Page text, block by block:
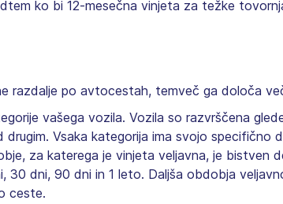
ko bi 12-mesečna vinjeta za težke
razdalje po avtocestah, temveč ga določa
vašega vozila. Vozila so razvrščena
drugim. Vsaka kategorija ima svojo specifično
za katerega je vinjeta veljavna, je bistven
30 dni, 90 dni in 1 leto. Daljša obdobja
ceste.